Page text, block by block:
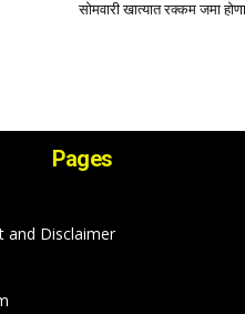
सोमवारी खात्यात रक्कम जमा
Pages
and Disclaimer